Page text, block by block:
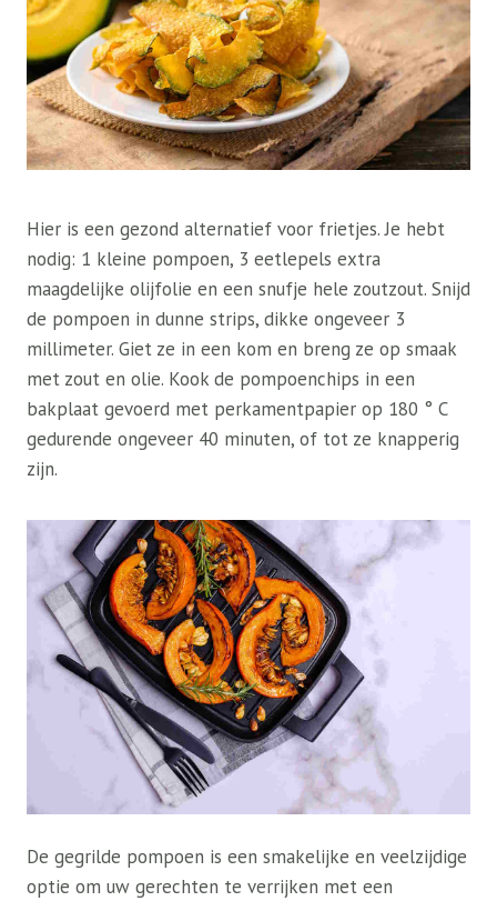
Hier is een gezond alternatief voor frietjes. Je hebt
nodig: 1 kleine pompoen, 3 eetlepels extra
maagdelijke olijfolie en een snufje hele zoutzout. Snijd
de pompoen in dunne strips, dikke ongeveer 3
millimeter. Giet ze in een kom en breng ze op smaak
met zout en olie. Kook de pompoenchips in een
bakplaat gevoerd met perkamentpapier op 180 ° C
gedurende ongeveer 40 minuten, of tot ze knapperig
zijn.
De gegrilde pompoen is een smakelijke en veelzijdige
optie om uw gerechten te verrijken met een